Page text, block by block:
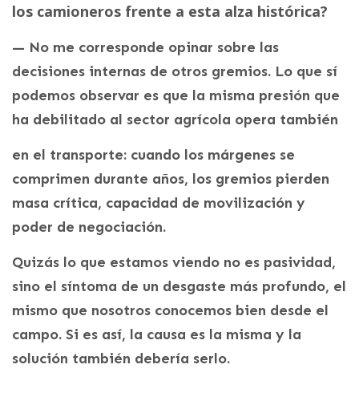
los camioneros frente a esta alza histórica?
— No me corresponde opinar sobre las
decisiones internas de otros gremios. Lo que sí
podemos observar es que la misma presión que
ha debilitado al sector agrícola opera también
en el transporte: cuando los márgenes se
comprimen durante años, los gremios pierden
masa crítica, capacidad de movilización y
poder de negociación.
Quizás lo que estamos viendo no es pasividad,
sino el síntoma de un desgaste más profundo, el
mismo que nosotros conocemos bien desde el
campo. Si es así, la causa es la misma y la
solución también debería serlo.